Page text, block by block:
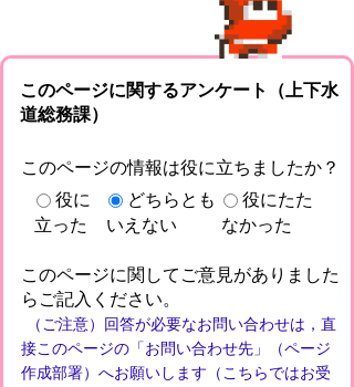
このページに関するアンケート（上下水
道総務課）
このページの情報は役に立ちましたか？
役に
立った
どちらとも
いえない
役にたた
なかった
このページに関してご意見がありました
らご記入ください。
（ご注意）回答が必要なお問い合わせは，直
接このページの「お問い合わせ先」（ページ
作成部署）へお願いします（こちらではお受